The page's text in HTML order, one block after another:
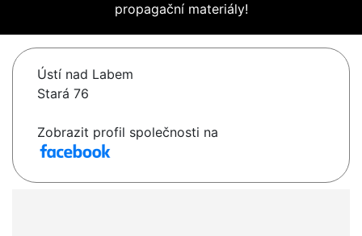
propagační materiály!
Ústí nad Labem
Stará 76
Zobrazit profil společnosti na